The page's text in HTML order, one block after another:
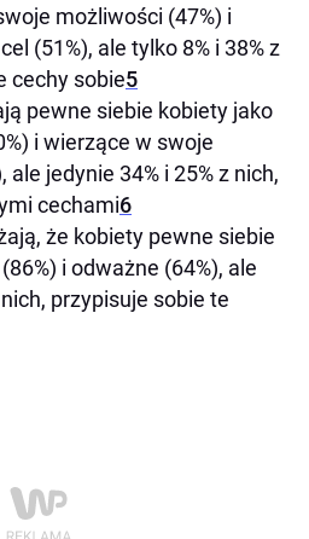
możliwości (47%) i
(51%), ale tylko 8% i 38% z
cechy sobie5
pewne siebie kobiety jako
i wierzące w swoje
ale jedynie 34% i 25% z nich,
cechami6
że kobiety pewne siebie
i odważne (64%), ale
przypisuje sobie te